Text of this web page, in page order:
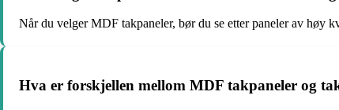
Når du velger MDF takpaneler, bør du se etter paneler av høy
Hva er forskjellen mellom MDF takpaneler og